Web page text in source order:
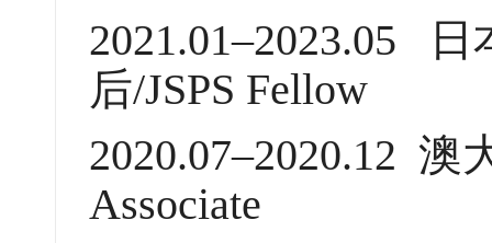
2021.01–2023.05
后/JSPS Fellow
2020.07–2020.12 澳
Associate